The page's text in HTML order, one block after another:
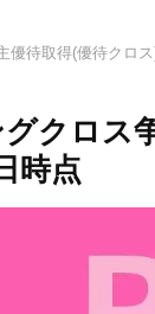
優待取得(優待クロ
グクロス
時点